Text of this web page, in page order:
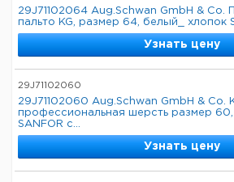
29J71102064 Aug.Schwan GmbH & Co.
пальто KG, размер 64, белый_ хлопок
Узнать цену
29J71102060
29J71102060 Aug.Schwan GmbH & Co.
профессиональная шерсть размер
SANFOR с...
Узнать цену